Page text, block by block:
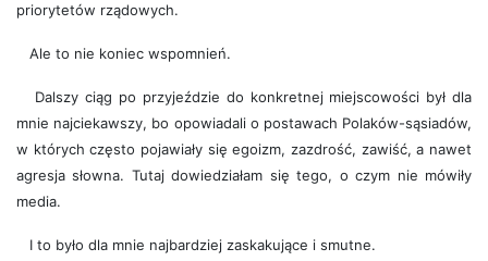
priorytetów rządowych.
Ale to nie koniec wspomnień.
Dalszy ciąg po przyjeździe do konkretnej miejscowości był dla
mnie najciekawszy, bo opowiadali o postawach Polaków-sąsiadów,
w których często pojawiały się egoizm, zazdrość, zawiść, a nawet
agresja słowna. Tutaj dowiedziałam się tego, o czym nie mówiły
media.
I to było dla mnie najbardziej zaskakujące i smutne.